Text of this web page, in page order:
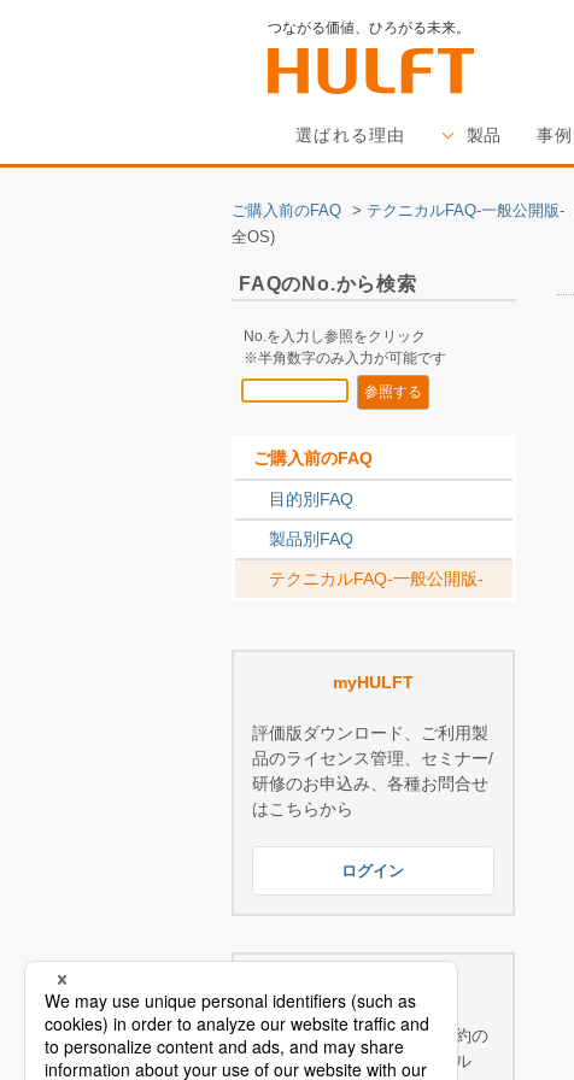
つながる価値、ひろがる未来。
選ばれる理由 製品 事例
ご購入前のFAQ > テクニカルFAQ-一般公開版-
全OS)
FAQのNo.から検索
No.を入力し参照をクリック
※半角数字のみ入力が可能です
ご購入前のFAQ
目的別FAQ
製品別FAQ
テクニカルFAQ-一般公開版-
myHULFT
評価版ダウンロード、ご利用製
品のライセンス管理、セミナー/
研修のお申込み、各種お問合せ
はこちらから
ログイン
技術サポートサービスご契約の
お客様へ：豊富なテクニカル